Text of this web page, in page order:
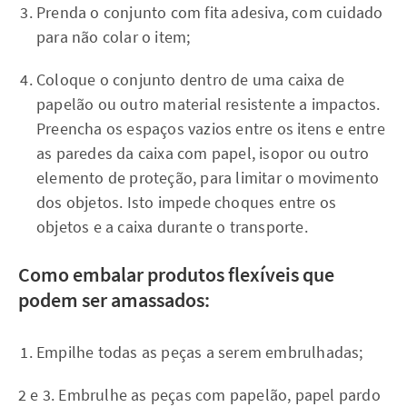
Prenda o conjunto com fita adesiva, com cuidado
para não colar o item;
Coloque o conjunto dentro de uma caixa de
papelão ou outro material resistente a impactos.
Preencha os espaços vazios entre os itens e entre
as paredes da caixa com papel, isopor ou outro
elemento de proteção, para limitar o movimento
dos objetos. Isto impede choques entre os
objetos e a caixa durante o transporte.
Como embalar produtos flexíveis que
podem ser amassados:
Empilhe todas as peças a serem embrulhadas;
2 e 3. Embrulhe as peças com papelão, papel pardo